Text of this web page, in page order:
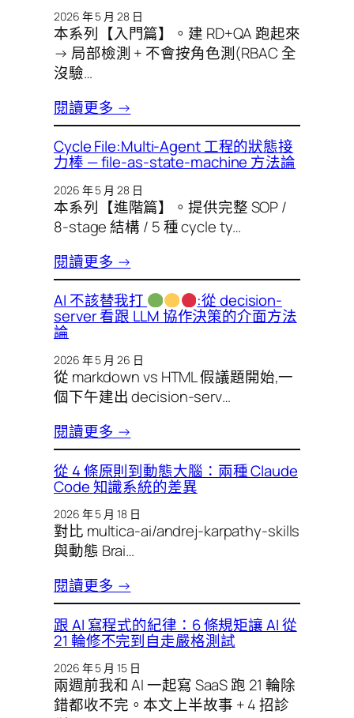
2026 年 5 月 28 日
本系列【入門篇】。建 RD+QA 跑起來
→ 局部檢測 + 不會按角色測(RBAC 全
沒驗…
閱讀更多 →
Cycle File:Multi-Agent 工程的狀態接
力棒 — file-as-state-machine 方法論
2026 年 5 月 28 日
本系列【進階篇】。提供完整 SOP /
8-stage 結構 / 5 種 cycle ty…
閱讀更多 →
AI 不該替我打
:從 decision-
server 看跟 LLM 協作決策的介面方法
論
2026 年 5 月 26 日
從 markdown vs HTML 假議題開始,一
個下午建出 decision-serv…
閱讀更多 →
從 4 條原則到動態大腦：兩種 Claude
Code 知識系統的差異
2026 年 5 月 18 日
對比 multica-ai/andrej-karpathy-skills
與動態 Brai…
閱讀更多 →
跟 AI 寫程式的紀律：6 條規矩讓 AI 從
21 輪修不完到自走嚴格測試
2026 年 5 月 15 日
兩週前我和 AI 一起寫 SaaS 跑 21 輪除
錯都收不完。本文上半故事 + 4 招診